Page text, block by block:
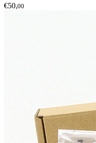
€50,00